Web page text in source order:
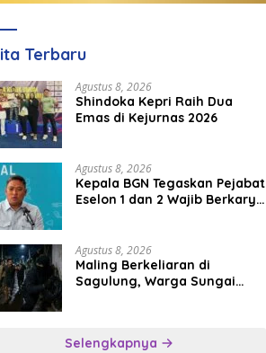
Terbaru
Agustus 8, 2026
Shindoka Kepri Raih Dua
Emas di Kejurnas 2026
Agustus 8, 2026
Kepala BGN Tegaskan Pejabat
Eselon 1 dan 2 Wajib Berkarya
Agustus 8, 2026
Maling Berkeliaran di
Sagulung, Warga Sungai
Selengkapnya